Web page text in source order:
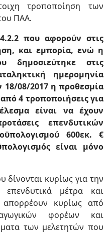
τροποποίηση των
ΠΑΑ.
που αφορούν στις
και εμπορία, ενώ η
δημοσιεύτηκε στις
ημερομηνία
08/2017 η προθεσμία
4 τροποποιήσεις για
είναι να έχουν
επενδυτικών
600εκ. €
είναι μόνο
δίνονται κυρίως για την
μέτρα και
κυρίως από
φορέων και
των μελετητών που